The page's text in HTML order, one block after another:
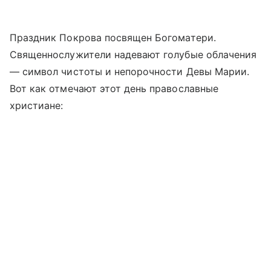
Праздник Покрова посвящен Богоматери.
Священнослужители надевают голубые облачения
— символ чистоты и непорочности Девы Марии.
Вот как отмечают этот день православные
христиане: